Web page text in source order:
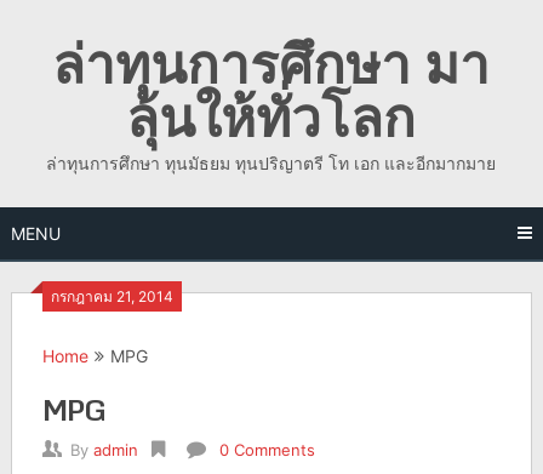
contentล่าทุนการศึกษา มา
ลุ้นให้ทั่วโลก
ล่าทุนการศึกษา ทุนมัธยม ทุนปริญาตรี โท เอก และอีกมากมาย
MENU
กรกฎาคม 21, 2014
Home MPG
MPG
By admin 0 Comments